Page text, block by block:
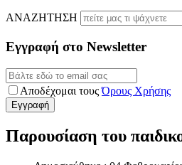
ΑΝΑΖΗΤΗΣΗ
Εγγραφή στο Newsletter
Αποδέχομαι τουςΌρους Χρήσης
Παρουσίαση του